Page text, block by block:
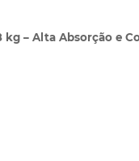
kg – Alta Absorção e